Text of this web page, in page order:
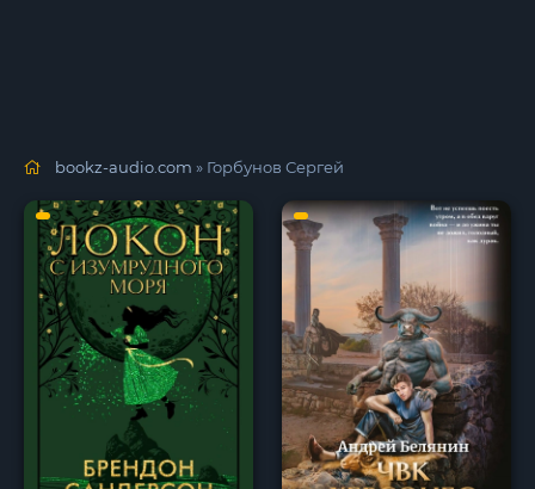
bookz-audio.com » Горбунов Сергей